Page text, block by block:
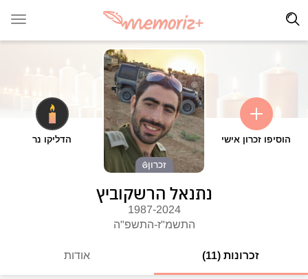
הוסיפו זכרון אישי
זכרון
הדליקו נר
נתנאל הרשקוביץ
1987-2024
התשמ"ז-התשפ"ה
זכרונות (11) אודות